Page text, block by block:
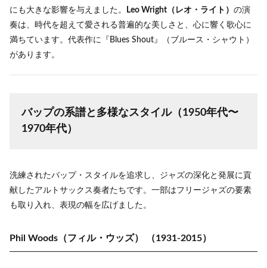
にも大きな影響を与えました。
Leo Wright（レオ・ライト） の演
奏は、時代を超えて愛される普遍的な美しさと、心に響く歌心に
満ちています。代表作に『Blues Shout』（ブルース・シャウト）
があります。
バップの系譜と多様なスタイル（1950年代〜
1970年代）
洗練されたバップ・スタイルを追求し、ジャズの深化と発展に貢
献したアルトサックス奏者たちです。一部はフリージャズの要素
も取り入れ、表現の幅を広げました。
Phil Woods（フィル・ウッズ） （1931-2015）